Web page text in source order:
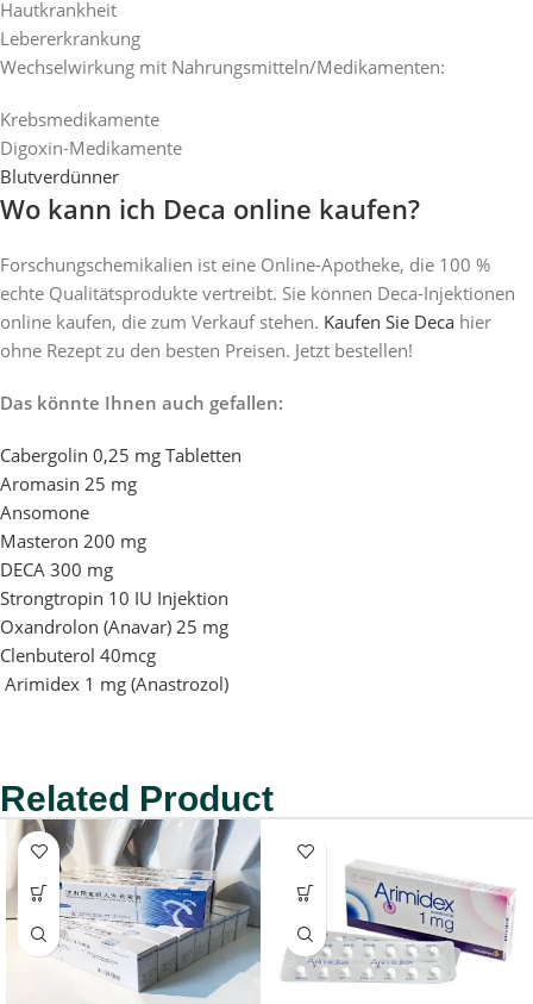
Hautkrankheit
Lebererkrankung
Wechselwirkung mit Nahrungsmitteln/Medikamenten:
Krebsmedikamente
Digoxin-Medikamente
Blutverdünner
Wo kann ich Deca online kaufen?
Forschungschemikalien ist eine Online-Apotheke, die 100 %
echte Qualitätsprodukte vertreibt. Sie können Deca-Injektionen
online kaufen, die zum Verkauf stehen. Kaufen Sie Deca hier
ohne Rezept zu den besten Preisen. Jetzt bestellen!
Das könnte Ihnen auch gefallen:
Cabergolin 0,25 mg Tabletten
Aromasin 25 mg
Ansomone
Masteron 200 mg
DECA 300 mg
Strongtropin 10 IU Injektion
Oxandrolon (Anavar) 25 mg
Clenbuterol 40mcg
Arimidex 1 mg (Anastrozol)
Related Product